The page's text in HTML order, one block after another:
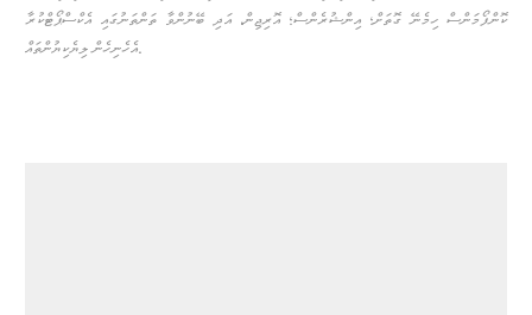
ކޮންފޯމަންސް ހިމެނޭ ގޮތަށް؛ އިންޝުރެންސް؛ އޮރިޖިން، އަދި ބޭނުންވާ ތަންތަނުގައި އެކްސްޕޯޓްކުރާ
އެހެނިހެން ލިޔެކިޔުންތައް.